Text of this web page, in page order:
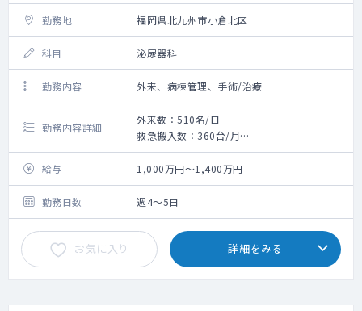
勤務地 福岡県北九州市小倉北区
科目 泌尿器科
勤務内容 外来、病棟管理、手術/治療
勤務内容詳細
外来数：510名/日
救急搬入数：360台/月
手術数:210件/月
給与
1,000万円～1,400万円
勤務日数 週4～5日
お気に入り 詳細をみる